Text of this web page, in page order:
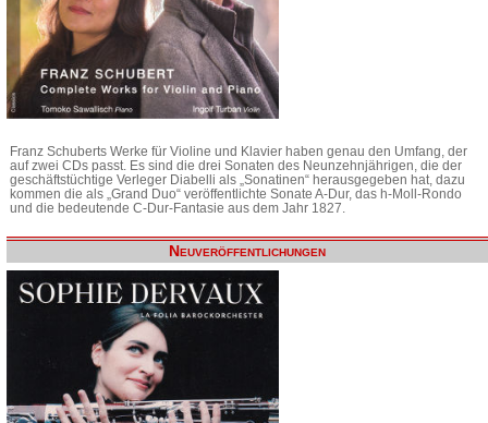
Franz Schuberts Werke für Violine und Klavier haben genau den Umfang, der
auf zwei CDs passt. Es sind die drei Sonaten des Neunzehnjährigen, die der
geschäftstüchtige Verleger Diabelli als „Sonatinen“ herausgegeben hat, dazu
kommen die als „Grand Duo“ veröffentlichte Sonate A-Dur, das h-Moll-Rondo
und die bedeutende C-Dur-Fantasie aus dem Jahr 1827.
Neuveröffentlichungen